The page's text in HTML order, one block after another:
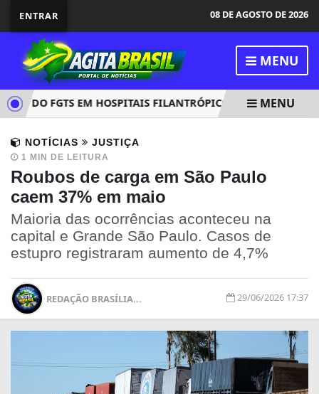
ENTRAR 08 DE AGOSTO DE 2026
MENU
DO FGTS EM HOSPITAIS FILANTRÓPICOS LIGADOS AO SUS
MENU
NOTÍCIAS JUSTIÇA
1 MIN DE LEITURA
Roubos de carga em São Paulo
caem 37% em maio
Maioria das ocorrências aconteceu na
capital e Grande São Paulo. Casos de
estupro registraram aumento de 4,7%
REDAÇÃO BRASÍLIA... 29/06/2026 17:37